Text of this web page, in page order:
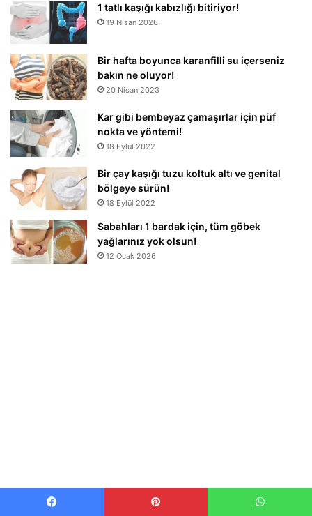
1 tatlı kaşığı kabızlığı bitiriyor!
19 Nisan 2026
Bir hafta boyunca karanfilli su içerseniz
bakın ne oluyor!
20 Nisan 2023
Kar gibi bembeyaz çamaşırlar için püf
nokta ve yöntemi!
18 Eylül 2022
Bir çay kaşığı tuzu koltuk altı ve genital
bölgeye sürün!
18 Eylül 2022
Sabahları 1 bardak için, tüm göbek
yağlarınız yok olsun!
12 Ocak 2026
Son Haberler